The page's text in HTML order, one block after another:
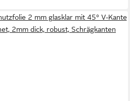
2 mm glasklar mit 45° V-Kante
2mm dick, robust, Schrägkanten